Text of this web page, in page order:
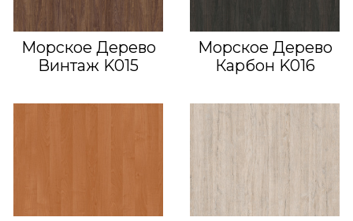
Морское Дерево
Винтаж K015
Морское Дерево
Карбон K016